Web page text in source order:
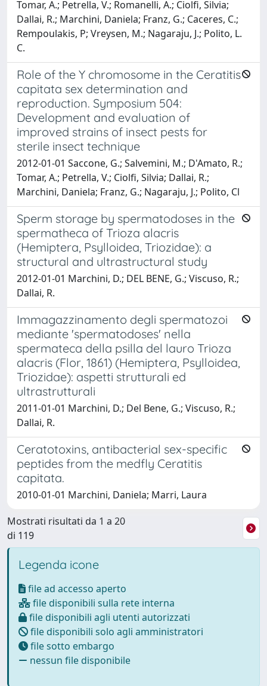
Tomar, A.; Petrella, V.; Romanelli, A.; Ciolfi, Silvia;
Dallai, R.; Marchini, Daniela; Franz, G.; Caceres, C.;
Rempoulakis, P; Vreysen, M.; Nagaraju, J.; Polito, L.
C.
Role of the Y chromosome in the Ceratitis
capitata sex determination and
reproduction. Symposium 504:
Development and evaluation of
improved strains of insect pests for
sterile insect technique
2012-01-01 Saccone, G.; Salvemini, M.; D'Amato, R.;
Tomar, A.; Petrella, V.; Ciolfi, Silvia; Dallai, R.;
Marchini, Daniela; Franz, G.; Nagaraju, J.; Polito, Cl
Sperm storage by spermatodoses in the
spermatheca of Trioza alacris
(Hemiptera, Psylloidea, Triozidae): a
structural and ultrastructural study
2012-01-01 Marchini, D.; DEL BENE, G.; Viscuso, R.;
Dallai, R.
Immagazzinamento degli spermatozoi
mediante 'spermatodoses' nella
spermateca della psilla del lauro Trioza
alacris (Flor, 1861) (Hemiptera, Psylloidea,
Triozidae): aspetti strutturali ed
ultrastrutturali
2011-01-01 Marchini, D.; Del Bene, G.; Viscuso, R.;
Dallai, R.
Ceratotoxins, antibacterial sex-specific
peptides from the medfly Ceratitis
capitata.
2010-01-01 Marchini, Daniela; Marri, Laura
Mostrati risultati da 1 a 20
di 119
Legenda icone
file ad accesso aperto
file disponibili sulla rete interna
file disponibili agli utenti autorizzati
file disponibili solo agli amministratori
file sotto embargo
nessun file disponibile